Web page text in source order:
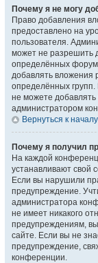
Почему я не могу
Право добавления
предоставлено на
пользователя.
может не разрешить
определённых
добавлять вложения
определённых
не можете
администратором
Вернуться к началу
Почему я получил
На каждой
устанавливают свой
Если вы нарушили
предупреждение.
администратора
не имеет никакого
предупреждениям,
сайте. Если вы не
предупреждение,
конференции.